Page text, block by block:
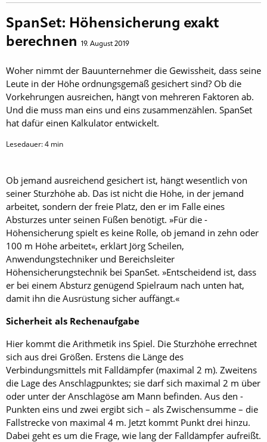
SpanSet: Höhensicherung exakt
berechnen
19. August 2019
Woher nimmt der Bauunternehmer die Gewissheit, dass seine
Leute in der Höhe ordnungsgemäß gesichert sind? Ob die
Vorkehrungen ausreichen, hängt von mehreren Faktoren ab.
Und die muss man eins und eins zusammenzählen. SpanSet
hat dafür einen Kalkulator entwickelt.
Lesedauer:4 min
Ob jemand ausreichend gesichert ist, hängt wesentlich von
seiner Sturzhöhe ab. Das ist nicht die Höhe, in der jemand
arbeitet, sondern der freie Platz, den er im Falle eines
Absturzes unter seinen Füßen benötigt. »Für die ­
Höhensicherung spielt es keine Rolle, ob jemand in zehn oder
100 m Höhe arbeitet«, erklärt Jörg Scheilen,
Anwendungstechniker und Bereichsleiter
Höhensicherungstechnik bei SpanSet. »Entscheidend ist, dass
er bei einem Absturz genügend Spielraum nach unten hat,
damit ihn die Ausrüstung sicher auffängt.«
Sicherheit als Rechenaufgabe
Hier kommt die Arithmetik ins Spiel. Die Sturzhöhe errechnet
sich aus drei Größen. Erstens die Länge des
Verbindungsmittels mit Falldämpfer (maximal 2 m). Zweitens
die Lage des Anschlagpunktes; sie darf sich maximal 2 m über
oder unter der Anschlagöse am Mann befinden. Aus den ­
Punkten eins und zwei ergibt sich – als Zwischensumme – die
Fallstrecke von maximal 4 m. Jetzt kommt Punkt drei hinzu.
Dabei geht es um die Frage, wie lang der Falldämpfer aufreißt.